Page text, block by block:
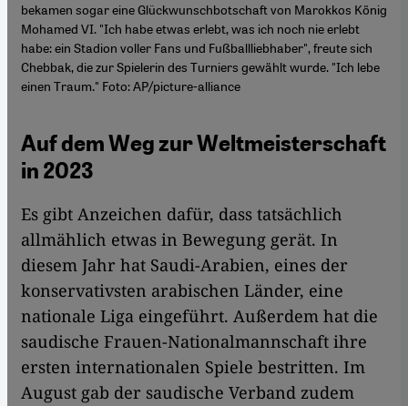
bekamen sogar eine Glückwunschbotschaft von Marokkos König
Mohamed VI. "Ich habe etwas erlebt, was ich noch nie erlebt
habe: ein Stadion voller Fans und Fußballliebhaber", freute sich
Chebbak, die zur Spielerin des Turniers gewählt wurde. "Ich lebe
einen Traum." Foto: AP/picture-alliance
Auf dem Weg zur Weltmeisterschaft
in 2023
Es gibt Anzeichen dafür, dass tatsächlich
allmählich etwas in Bewegung gerät. In
diesem Jahr hat Saudi-Arabien, eines der
konservativsten arabischen Länder, eine
nationale Liga eingeführt. Außerdem hat die
saudische Frauen-Nationalmannschaft ihre
ersten internationalen Spiele bestritten. Im
August gab der saudische Verband zudem